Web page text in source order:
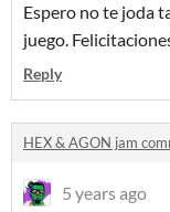
Espero no te joda
juego.
Reply
HEX & AGON jam
5 years ago